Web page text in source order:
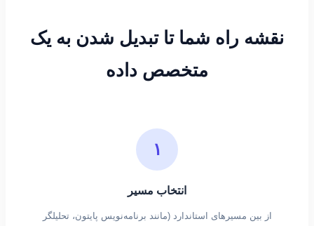
نقشه راه شما تا تبدیل شدن به یک
متخصص داده
۱
انتخاب مسیر
از بین مسیرهای استاندارد (مانند برنامه‌نویس پایتون، تحلیلگر